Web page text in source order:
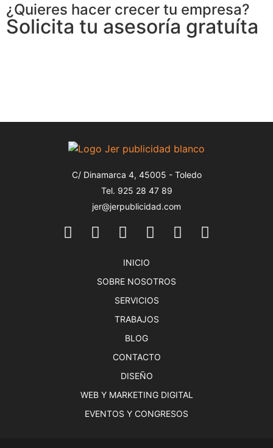
¿Quieres hacer crecer tu empresa?
Solicita tu asesoría gratuíta
C/ Dinamarca 4, 45005 - Toledo
Tel. 925 28 47 89
jer@jerpublicidad.com
INICIO
SOBRE NOSOTROS
SERVICIOS
TRABAJOS
BLOG
CONTACTO
DISEÑO
WEB Y MARKETING DIGITAL
EVENTOS Y CONGRESOS